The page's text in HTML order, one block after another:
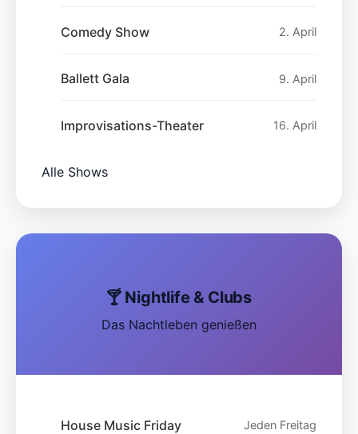
Comedy Show 2. April
Ballett Gala 9. April
Improvisations-Theater 16. April
Alle Shows
🍸 Nightlife & Clubs
Das Nachtleben genießen
House Music Friday Jeden Freitag